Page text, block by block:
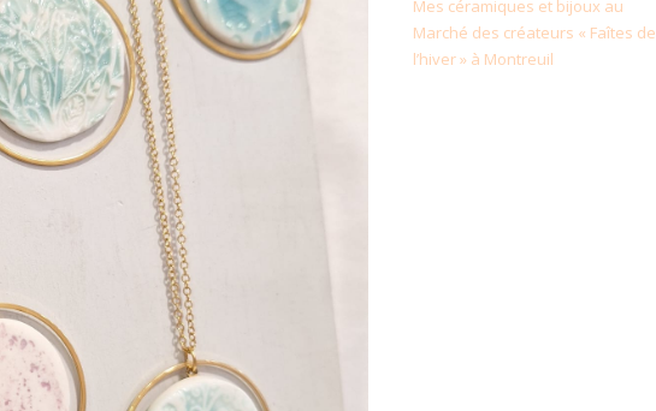
Mes céramiques et bijoux au
Marché des créateurs « Faîtes de
l’hiver » à Montreuil